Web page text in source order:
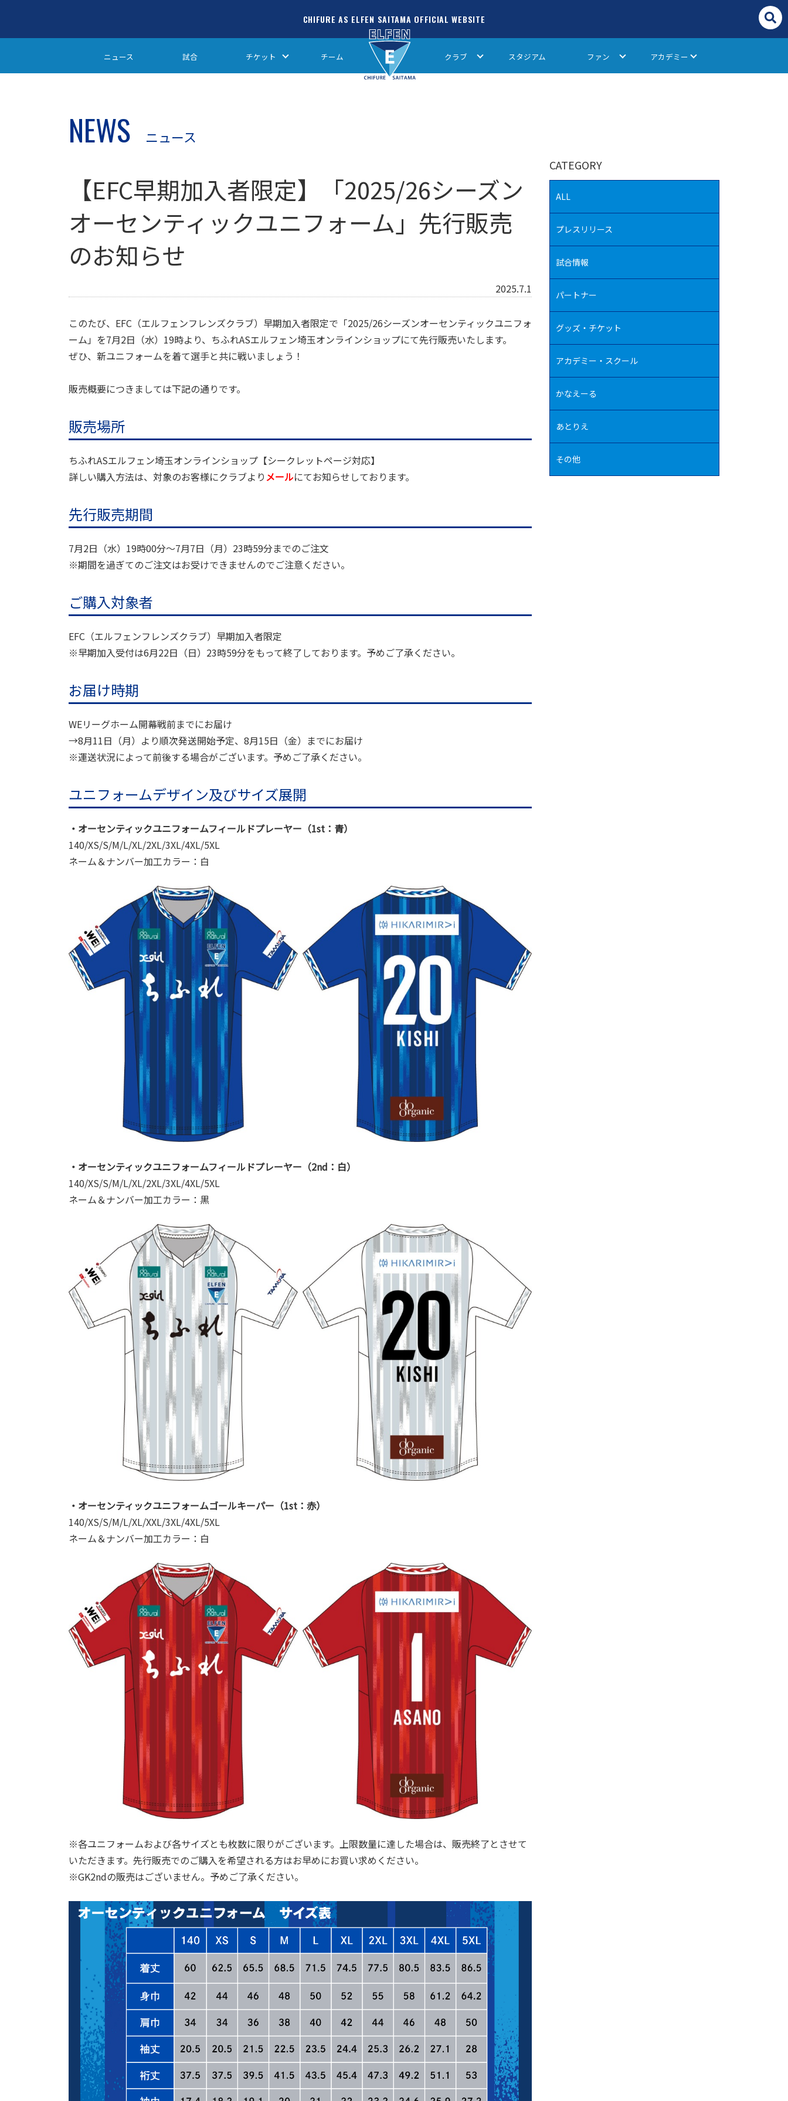
CHIFURE AS ELFEN SAITAMA OFFICIAL WEBSITE
ニュース 試合 チケット チーム クラブ スタジアム ファン アカデミー
NEWS ニュース
【EFC早期加入者限定】「2025/26シーズン
オーセンティックユニフォーム」先行販売
のお知らせ
2025.7.1
このたび、EFC（エルフェンフレンズクラブ）早期加入者限定で「2025/26シーズンオーセンティックユニフォ
ーム」を7月2日（水）19時より、ちふれASエルフェン埼玉オンラインショップにて先行販売いたします。
ぜひ、新ユニフォームを着て選手と共に戦いましょう！
販売概要につきましては下記の通りです。
販売場所
ちふれASエルフェン埼玉オンラインショップ【シークレットページ対応】
詳しい購入方法は、対象のお客様にクラブよりメールにてお知らせしております。
先行販売期間
7月2日（水）19時00分～7月7日（月）23時59分までのご注文
※期間を過ぎてのご注文はお受けできませんのでご注意ください。
ご購入対象者
EFC（エルフェンフレンズクラブ）早期加入者限定
※早期加入受付は6月22日（日）23時59分をもって終了しております。予めご了承ください。
お届け時期
WEリーグホーム開幕戦前までにお届け
→8月11日（月）より順次発送開始予定、8月15日（金）までにお届け
※運送状況によって前後する場合がございます。予めご了承ください。
ユニフォームデザイン及びサイズ展開
・オーセンティックユニフォームフィールドプレーヤー（1st：青）
140/XS/S/M/L/XL/2XL/3XL/4XL/5XL
ネーム＆ナンバー加工カラー：白
・オーセンティックユニフォームフィールドプレーヤー（2nd：白）
140/XS/S/M/L/XL/2XL/3XL/4XL/5XL
ネーム＆ナンバー加工カラー：黒
・オーセンティックユニフォームゴールキーパー（1st：赤）
140/XS/S/M/L/XL/XXL/3XL/4XL/5XL
ネーム＆ナンバー加工カラー：白
※各ユニフォームおよび各サイズとも枚数に限りがございます。上限数量に達した場合は、販売終了とさせて
いただきます。先行販売でのご購入を希望される方はお早めにお買い求めください。
※GK2ndの販売はございません。予めご了承ください。
CATEGORY
ALL
プレスリリース
試合情報
パートナー
グッズ・チケット
アカデミー・スクール
かなえーる
あとりえ
その他